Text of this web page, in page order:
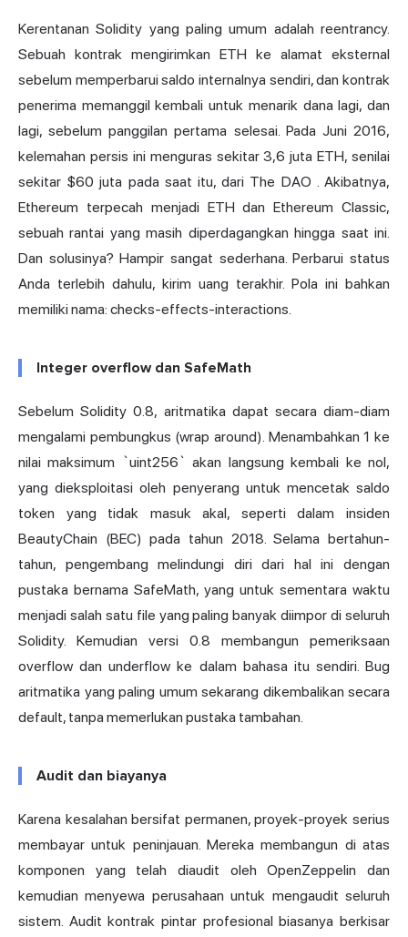
Kerentanan Solidity yang paling umum adalah reentrancy.
Sebuah kontrak mengirimkan ETH ke alamat eksternal
sebelum memperbarui saldo internalnya sendiri, dan kontrak
penerima memanggil kembali untuk menarik dana lagi, dan
lagi, sebelum panggilan pertama selesai. Pada Juni 2016,
kelemahan persis ini menguras sekitar 3,6 juta ETH, senilai
sekitar $60 juta pada saat itu, dari The DAO . Akibatnya,
Ethereum terpecah menjadi ETH dan Ethereum Classic,
sebuah rantai yang masih diperdagangkan hingga saat ini.
Dan solusinya? Hampir sangat sederhana. Perbarui status
Anda terlebih dahulu, kirim uang terakhir. Pola ini bahkan
memiliki nama: checks-effects-interactions.
Integer overflow dan SafeMath
Sebelum Solidity 0.8, aritmatika dapat secara diam-diam
mengalami pembungkus (wrap around). Menambahkan 1 ke
nilai maksimum `uint256` akan langsung kembali ke nol,
yang dieksploitasi oleh penyerang untuk mencetak saldo
token yang tidak masuk akal, seperti dalam insiden
BeautyChain (BEC) pada tahun 2018. Selama bertahun-
tahun, pengembang melindungi diri dari hal ini dengan
pustaka bernama SafeMath, yang untuk sementara waktu
menjadi salah satu file yang paling banyak diimpor di seluruh
Solidity. Kemudian versi 0.8 membangun pemeriksaan
overflow dan underflow ke dalam bahasa itu sendiri. Bug
aritmatika yang paling umum sekarang dikembalikan secara
default, tanpa memerlukan pustaka tambahan.
Audit dan biayanya
Karena kesalahan bersifat permanen, proyek-proyek serius
membayar untuk peninjauan. Mereka membangun di atas
komponen yang telah diaudit oleh OpenZeppelin dan
kemudian menyewa perusahaan untuk mengaudit seluruh
sistem. Audit kontrak pintar profesional biasanya berkisar